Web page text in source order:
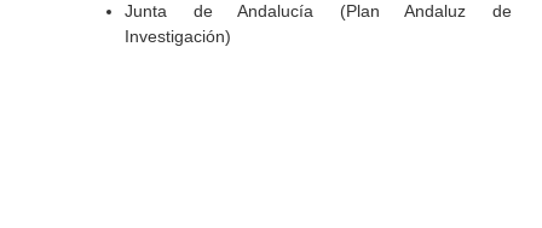
Junta de Andalucía (Plan Andaluz de
Investigación)